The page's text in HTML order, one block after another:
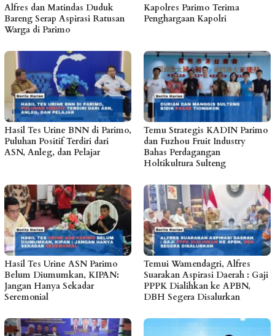
Alfres dan Matindas Duduk
Bareng Serap Aspirasi Ratusan
Warga di Parimo
Kapolres Parimo Terima
Penghargaan Kapolri
Hasil Tes Urine BNN di Parimo,
Puluhan Positif Terdiri dari
ASN, Anleg, dan Pelajar
Temu Strategis KADIN Parimo
dan Fuzhou Fruit Industry
Bahas Perdagangan
Holtikultura Sulteng
Hasil Tes Urine ASN Parimo
Belum Diumumkan, KIPAN:
Jangan Hanya Sekadar
Seremonial
Temui Wamendagri, Alfres
Suarakan Aspirasi Daerah : Gaji
PPPK Dialihkan ke APBN,
DBH Segera Disalurkan